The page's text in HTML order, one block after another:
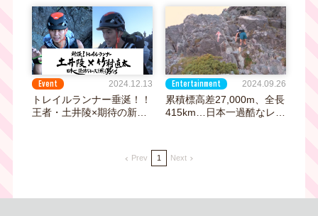
presents 対談！トレイル
ランナー土井陵×竹村直太
～ 日本一過酷なレースに
挑んだ男たちの本音に迫
る！』
側って？
Event 2024.12.13
トレイルランナー垂涎！！
王者・土井陵×期待の新
Entertainment 2024.09.26
累積標高差27,000m、全長
415km…日本一過酷なレー
断！走る消防士の挑戦」9
月28日（土）深夜放送
Prev 1 Next